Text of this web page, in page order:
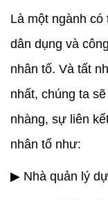
Là một ngành
dân dụng và
nhân tố. Và tất
nhất, chúng ta
nhàng, sự liên
nhân tố như:
▶ Nhà quản lý